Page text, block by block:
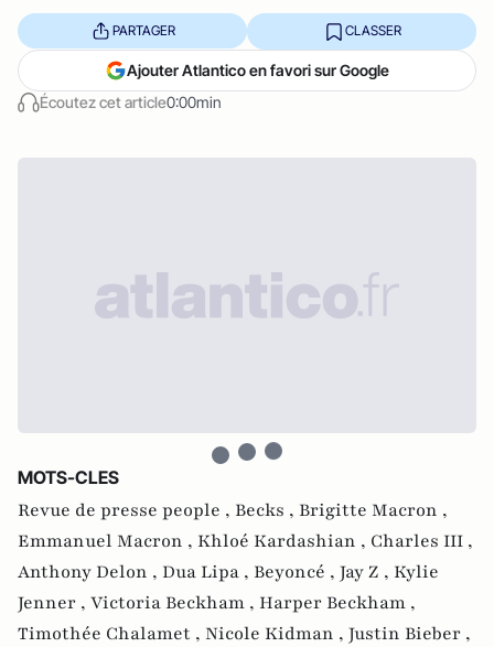
Écoutez cet article0:00min
PARTAGER CLASSER
Ajouter Atlantico en favori sur Google
MOTS-CLES
Revue de presse people , Becks , Brigitte Macron ,
Emmanuel Macron , Khloé Kardashian , Charles III ,
Anthony Delon , Dua Lipa , Beyoncé , Jay Z , Kylie
Jenner , Victoria Beckham , Harper Beckham ,
Timothée Chalamet , Nicole Kidman , Justin Bieber ,